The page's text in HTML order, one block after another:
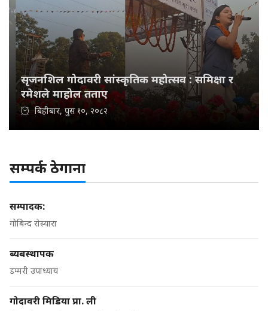
सृजनशिल गोदावरी सांस्कृतिक महोत्सव : समिक्षा र
रमेशले माहोल तताए
बिहीबार, पुस १०, २०८२
सम्पर्क ठेगाना
सम्पादक:
गोबिन्द रोस्यारा
ब्यबस्थापक
डम्मरी उपाध्याय
गोदावरी मिडिया प्रा. ली